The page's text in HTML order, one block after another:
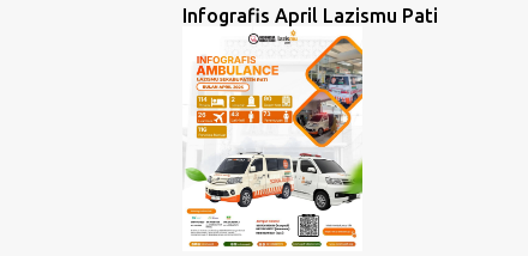
Infografis April Lazismu Pati